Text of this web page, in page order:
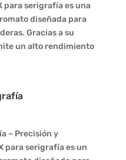
para serigrafía es una
diseñada para
Gracias a su
un alto rendimiento
– Precisión y
para serigrafía es un